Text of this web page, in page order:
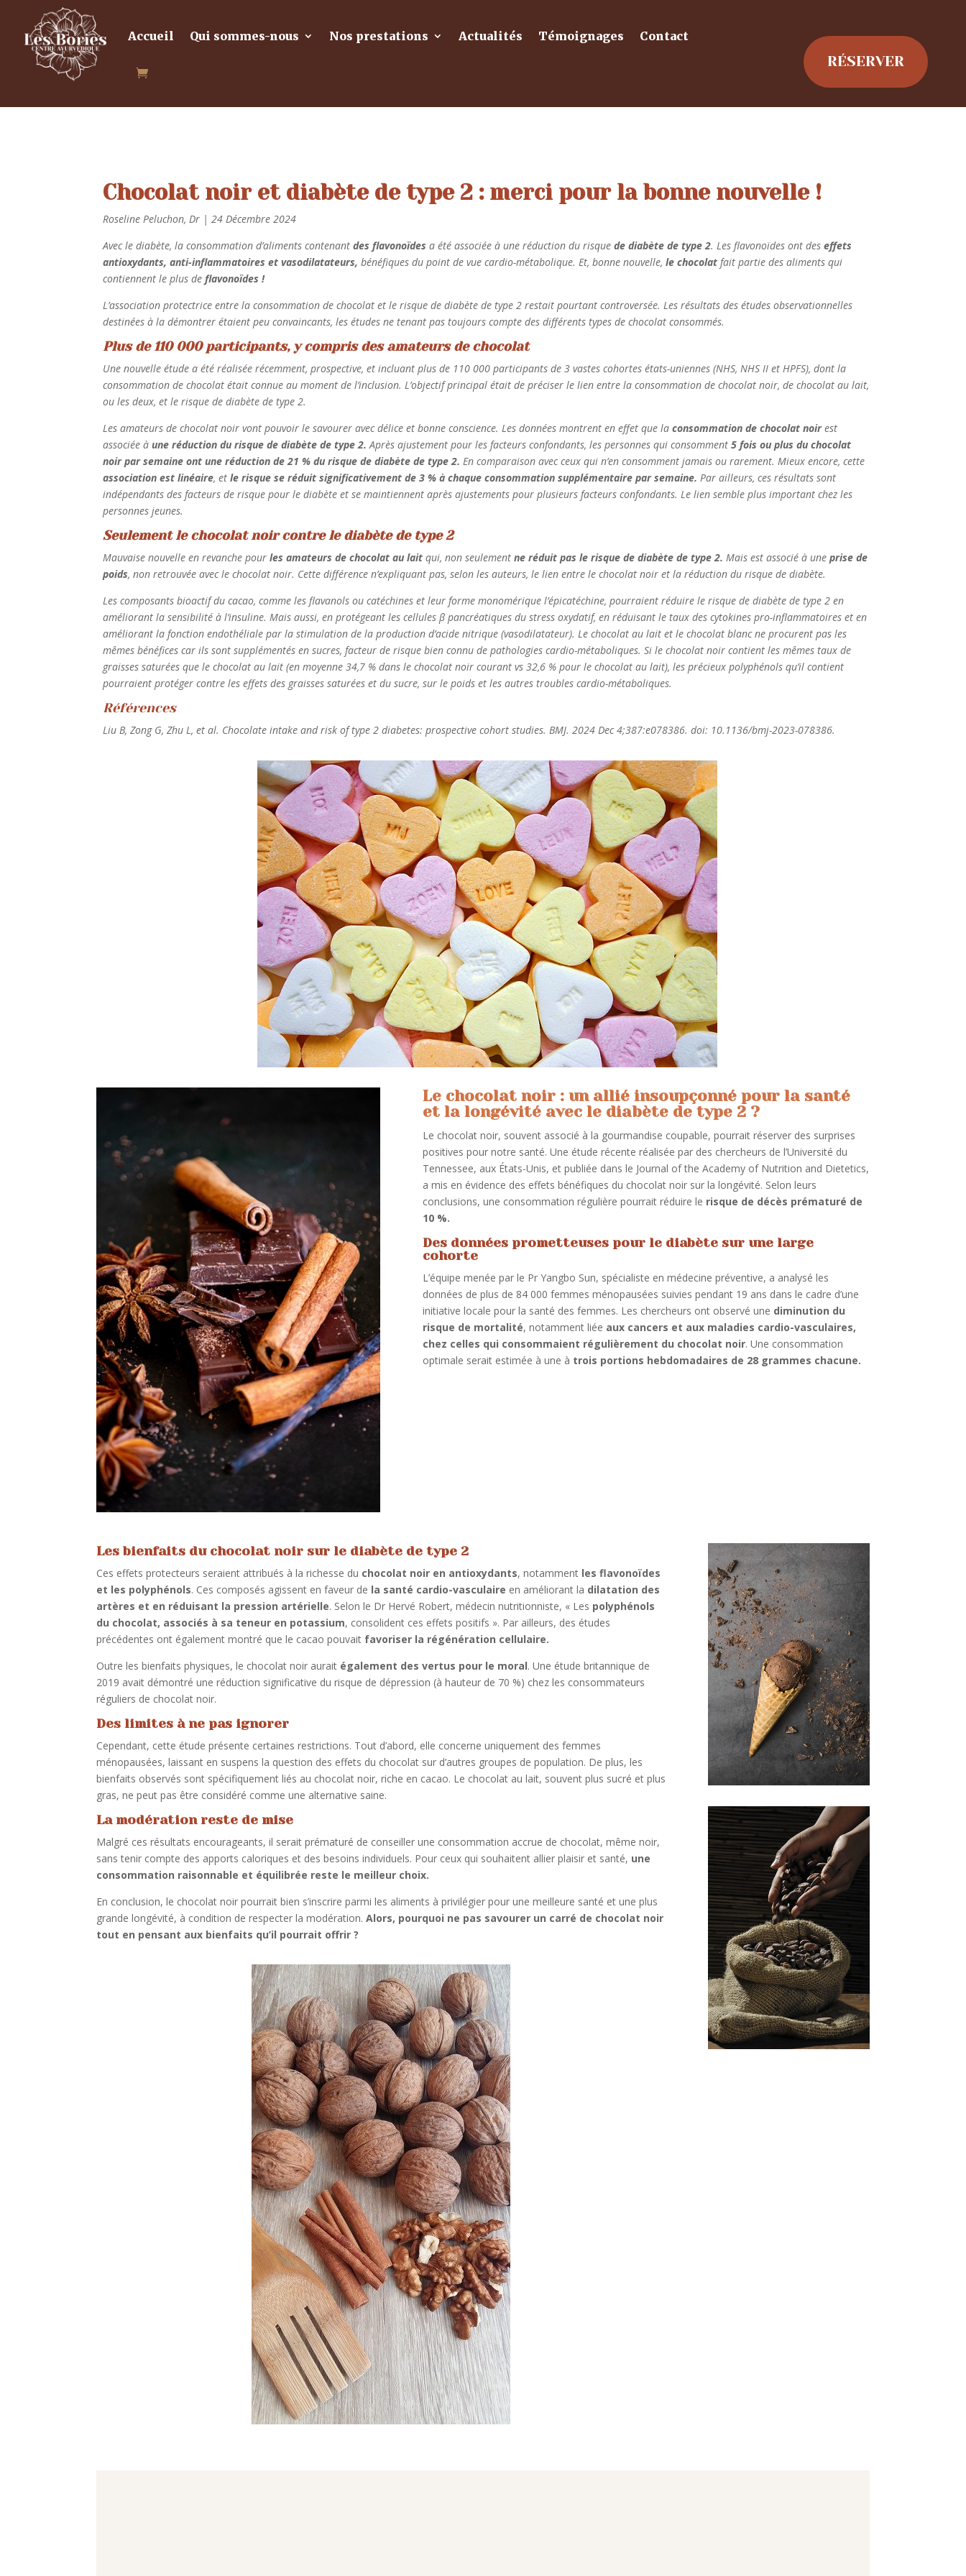
Accueil Qui sommes-nous Nos prestations Actualités Témoignages Contact
RÉSERVER
Chocolat noir et diabète de type 2 : merci pour la bonne nouvelle !
Roseline Peluchon, Dr | 24 Décembre 2024
Avec le diabète, la consommation d’aliments contenantdes flavonoïdes a été associée à une réduction du risquede diabète de type 2. Les flavonoïdes ont deseffets
antioxydants, anti-inflammatoires et vasodilatateurs, bénéfiques du point de vue cardio-métabolique. Et, bonne nouvelle,le chocolat fait partie des aliments qui
contiennent le plus deflavonoïdes !
L’association protectrice entre la consommation de chocolat et le risque de diabète de type 2 restait pourtant controversée. Les résultats des études observationnelles
destinées à la démontrer étaient peu convaincants, les études ne tenant pas toujours compte des différents types de chocolat consommés.
Plus de 110 000 participants, y compris des amateurs de chocolat
Une nouvelle étude a été réalisée récemment, prospective, et incluant plus de 110 000 participants de 3 vastes cohortes états-uniennes (NHS, NHS II et HPFS), dont la
consommation de chocolat était connue au moment de l’inclusion. L’objectif principal était de préciser le lien entre la consommation de chocolat noir, de chocolat au lait,
ou les deux, et le risque de diabète de type 2.
Les amateurs de chocolat noir vont pouvoir le savourer avec délice et bonne conscience. Les données montrent en effet que laconsommation de chocolat noirest
associée àune réduction du risque de diabète de type 2. Après ajustement pour les facteurs confondants, les personnes qui consomment5 fois ou plus du chocolat
noir par semaine ont une réduction de 21 % du risque de diabète de type 2.En comparaison avec ceux qui n’en consomment jamais ou rarement. Mieux encore, cette
association est linéaire, etle risque se réduit significativement de 3 % à chaque consommation supplémentaire par semaine. Par ailleurs, ces résultats sont
indépendants des facteurs de risque pour le diabète et se maintiennent après ajustements pour plusieurs facteurs confondants. Le lien semble plus important chez les
personnes jeunes.
Seulement le chocolat noir contre le diabète de type 2
Mauvaise nouvelle en revanche pourles amateurs de chocolat au lait qui, non seulement ne réduit pas le risque de diabète de type 2.Mais est associé à uneprise de
poids, non retrouvée avec le chocolat noir. Cette différence n’expliquant pas, selon les auteurs, le lien entre le chocolat noir et la réduction du risque de diabète.
Les composants bioactif du cacao, comme les flavanols ou catéchines et leur forme monomérique l’épicatéchine, pourraient réduire le risque de diabète de type 2 en
améliorant la sensibilité à l’insuline. Mais aussi, en protégeant les cellules β pancréatiques du stress oxydatif, en réduisant le taux des cytokines pro-inflammatoires et en
améliorant la fonction endothéliale par la stimulation de la production d’acide nitrique (vasodilatateur). Le chocolat au lait et le chocolat blanc ne procurent pas les
mêmes bénéfices car ils sont supplémentés en sucres, facteur de risque bien connu de pathologies cardio-métaboliques. Si le chocolat noir contient les mêmes taux de
graisses saturées que le chocolat au lait (en moyenne 34,7 % dans le chocolat noir courant vs 32,6 % pour le chocolat au lait), les précieux polyphénols qu’il contient
pourraient protéger contre les effets des graisses saturées et du sucre, sur le poids et les autres troubles cardio-métaboliques.
Références
Liu B, Zong G, Zhu L, et al. Chocolate intake and risk of type 2 diabetes: prospective cohort studies. BMJ. 2024 Dec 4;387:e078386. doi: 10.1136/bmj-2023-078386.
Le chocolat noir : un allié insoupçonné pour la santé
et la longévité avec le diabète de type 2 ?
Le chocolat noir, souvent associé à la gourmandise coupable, pourrait réserver des surprises
positives pour notre santé. Une étude récente réalisée par des chercheurs de l’Université du
Tennessee, aux États-Unis, et publiée dans le Journal of the Academy of Nutrition and Dietetics,
a mis en évidence des effets bénéfiques du chocolat noir sur la longévité. Selon leurs
conclusions, une consommation régulière pourrait réduire le risque de décès prématuré de
10 %.
Des données prometteuses pour le diabète sur une large
cohorte
L’équipe menée par le Pr Yangbo Sun, spécialiste en médecine préventive, a analysé les
données de plus de 84 000 femmes ménopausées suivies pendant 19 ans dans le cadre d’une
initiative locale pour la santé des femmes. Les chercheurs ont observé une diminution du
risque de mortalité, notamment liée aux cancers et aux maladies cardio-vasculaires,
chez celles qui consommaient régulièrement du chocolat noir. Une consommation
optimale serait estimée à une à trois portions hebdomadaires de 28 grammes chacune.
Les bienfaits du chocolat noir sur le diabète de type 2
Ces effets protecteurs seraient attribués à la richesse du chocolat noir en antioxydants, notamment les flavonoïdes
et les polyphénols. Ces composés agissent en faveur de la santé cardio-vasculaire en améliorant la dilatation des
artères et en réduisant la pression artérielle. Selon le Dr Hervé Robert, médecin nutritionniste, « Les polyphénols
du chocolat, associés à sa teneur en potassium, consolident ces effets positifs ». Par ailleurs, des études
précédentes ont également montré que le cacao pouvait favoriser la régénération cellulaire.
Outre les bienfaits physiques, le chocolat noir aurait également des vertus pour le moral. Une étude britannique de
2019 avait démontré une réduction significative du risque de dépression (à hauteur de 70 %) chez les consommateurs
réguliers de chocolat noir.
Des limites à ne pas ignorer
Cependant, cette étude présente certaines restrictions. Tout d’abord, elle concerne uniquement des femmes
ménopausées, laissant en suspens la question des effets du chocolat sur d’autres groupes de population. De plus, les
bienfaits observés sont spécifiquement liés au chocolat noir, riche en cacao. Le chocolat au lait, souvent plus sucré et plus
gras, ne peut pas être considéré comme une alternative saine.
La modération reste de mise
Malgré ces résultats encourageants, il serait prématuré de conseiller une consommation accrue de chocolat, même noir,
sans tenir compte des apports caloriques et des besoins individuels. Pour ceux qui souhaitent allier plaisir et santé, une
consommation raisonnable et équilibrée reste le meilleur choix.
En conclusion, le chocolat noir pourrait bien s’inscrire parmi les aliments à privilégier pour une meilleure santé et une plus
grande longévité, à condition de respecter la modération.Alors, pourquoi ne pas savourer un carré de chocolat noir
tout en pensant aux bienfaits qu’il pourrait offrir ?